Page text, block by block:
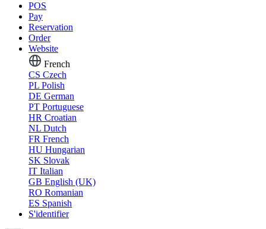
POS
Pay
Reservation
Order
Website
French
CS Czech
PL Polish
DE German
PT Portuguese
HR Croatian
NL Dutch
FR French
HU Hungarian
SK Slovak
IT Italian
GB English (UK)
RO Romanian
ES Spanish
S'identifier